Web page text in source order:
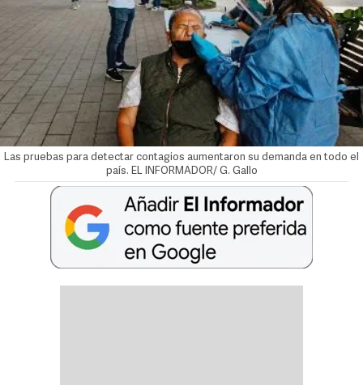
Las pruebas para detectar contagios aumentaron su demanda en todo el
país. EL INFORMADOR/ G. Gallo